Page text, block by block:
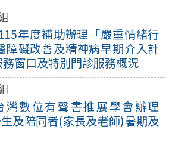
年度補助辦理「嚴重情緒行
障礙改善及精神病早期介入計
窗口及特別門診服務概況
灣數位有聲書推展學會辦理
生及陪同者(家長及老師)暑期及